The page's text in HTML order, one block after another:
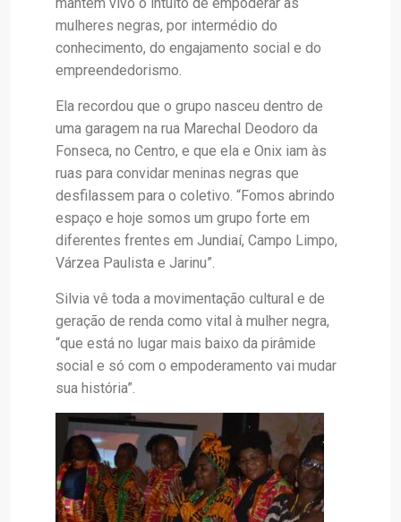
mulheres negras, por intermédio do
conhecimento, do engajamento social e do
empreendedorismo.
Ela recordou que o grupo nasceu dentro de
uma garagem na rua Marechal Deodoro da
Fonseca, no Centro, e que ela e Onix iam às
ruas para convidar meninas negras que
desfilassem para o coletivo. “Fomos abrindo
espaço e hoje somos um grupo forte em
diferentes frentes em Jundiaí, Campo Limpo,
Várzea Paulista e Jarinu”.
Silvia vê toda a movimentação cultural e de
geração de renda como vital à mulher negra,
“que está no lugar mais baixo da pirâmide
social e só com o empoderamento vai mudar
sua história”.